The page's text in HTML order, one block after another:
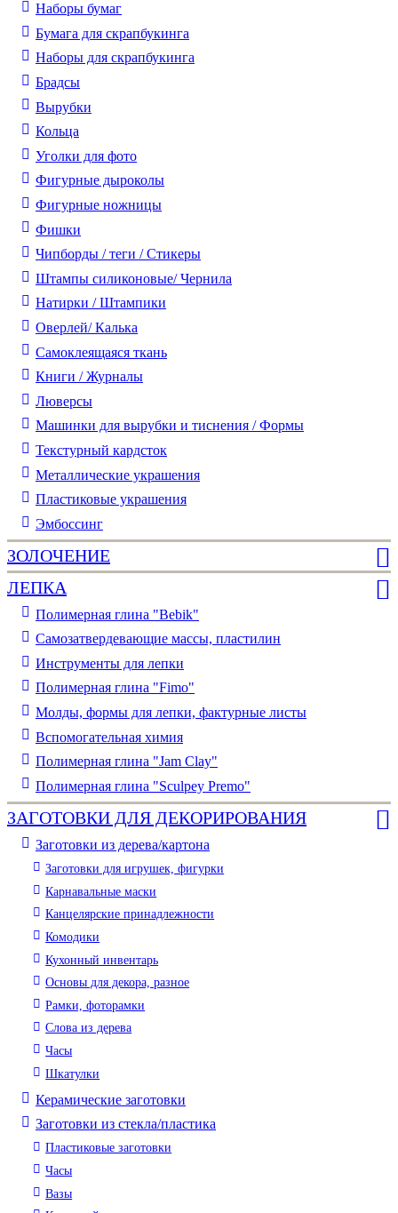
Наборы бумаг
Бумага для скрапбукинга
Наборы для скрапбукинга
Брадсы
Вырубки
Кольца
Уголки для фото
Фигурные дыроколы
Фигурные ножницы
Фишки
Чипборды / теги / Стикеры
Штампы силиконовые/ Чернила
Натирки / Штампики
Оверлей/ Калька
Самоклеящаяся ткань
Книги / Журналы
Люверсы
Машинки для вырубки и тиснения / Формы
Текстурный кардсток
Металлические украшения
Пластиковые украшения
Эмбоссинг
ЗОЛОЧЕНИЕ
ЛЕПКА
Полимерная глина "Bebik"
Самозатвердевающие массы, пластилин
Инструменты для лепки
Полимерная глина "Fimo"
Молды, формы для лепки, фактурные листы
Вспомогательная химия
Полимерная глина "Jam Clay"
Полимерная глина "Sculpey Premo"
ЗАГОТОВКИ ДЛЯ ДЕКОРИРОВАНИЯ
Заготовки из дерева/картона
Заготовки для игрушек, фигурки
Карнавальные маски
Канцелярские принадлежности
Комодики
Кухонный инвентарь
Основы для декора, разное
Рамки, фоторамки
Слова из дерева
Часы
Шкатулки
Керамические заготовки
Заготовки из стекла/пластика
Пластиковые заготовки
Часы
Вазы